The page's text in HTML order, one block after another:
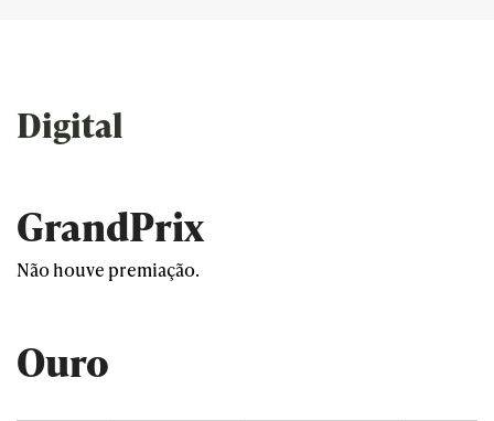
Digital
GrandPrix
Não houve premiação.
Ouro